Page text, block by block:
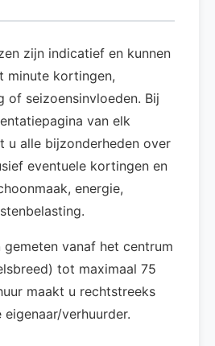
zijn indicatief en kunnen
minute kortingen,
of seizoensinvloeden. Bij
van elk
u alle bijzonderheden over
eventuele kortingen en
energie,
gemeten vanaf het centrum
tot maximaal 75
maakt u rechtstreeks
verhuurder.